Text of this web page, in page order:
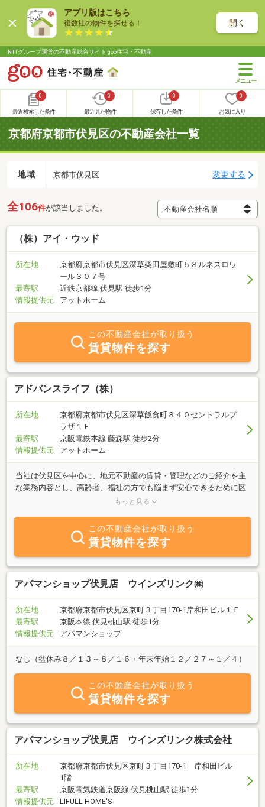
アプリ版はこちら
複数社の物件を探せる！ 開く
NTTグループ運営の不動産総合サイト goo住宅・不動産
0
最近検索した条件
0
最近見た物件
0
保存した条件
0
お気に入り
京都府京都市伏見区の不動産会社一覧
地域 京都市伏見区 変更する
全106件が該当しました。
（株）アイ・ウッド
所在地
京都府京都市伏見区深草柴田屋敷町５８ルネスロワ
ール３０７号
最寄駅
近鉄京都線 伏見駅 徒歩1分
情報提供元
アットホーム
この不動産会社が取り扱う
賃貸物件を探す
アドバンスライフ（株）
所在地
京都府京都市伏見区深草飯食町８４０セントラルプ
ラザ１Ｆ
最寄駅
京阪電鉄本線 藤森駅 徒歩2分
情報提供元
アットホーム
当社は伏見区を中心に、地元不動産の賃貸・管理などのご紹介を主
な業務内容とし、高齢者、福祉の方でも悩まず安心できるために区
役所に看板もある会社です。不動産に関する質問は何でもお気軽に
な対応を心掛けております。特に京都市内エリアは、ぜひ、当社へ
安心してご相談下さい。
もっと見る
この不動産会社が取り扱う
賃貸物件を探す
アパマンショップ伏見店 ウインズリンク㈱
所在地
京都府京都市伏見区京町３丁目170-1岸和田ビル１Ｆ
最寄駅
京阪本線 伏見桃山駅 徒歩1分
情報提供元
アパマンショップ
なし（盆休み８／１３～８／１６・年末年始１２／２７～１／４）
この不動産会社が取り扱う
賃貸物件を探す
アパマンショップ伏見店 ウインズリンク株式会社
所在地
京都府京都市伏見区京町３丁目170-1 岸和田ビル
1階
最寄駅
京阪電気鉄道京阪線 伏見桃山駅 徒歩1分
情報提供元
LIFULL HOME'S